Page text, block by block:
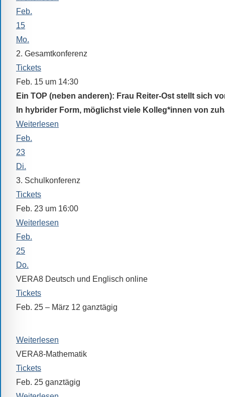
Sprach-,
Sportwettkampf,
Musik-
oder
Theaterveranstaltung,
Exkursion
oder
Reise
–
unsere
Schülerinnen
und
Schüler
Sollten
Sie
einmal
eine
Information
nicht
finden,
Seite
verschiedene
Feb.
15
Mo.
2. Gesamtkonferenz
Tickets
Feb. 15 um 14:30
Ein TOP (neben anderen): Frau Reiter-Ost stellt sich
In hybrider Form, möglichst viele Kolleg*innen von
Weiterlesen
Feb.
23
Di.
3. Schulkonferenz
Tickets
Feb. 23 um 16:00
Weiterlesen
Feb.
25
Do.
VERA8 Deutsch und Englisch online
Tickets
Feb. 25 – März 12 ganztägig
Weiterlesen
VERA8-Mathematik
Tickets
Feb. 25 ganztägig